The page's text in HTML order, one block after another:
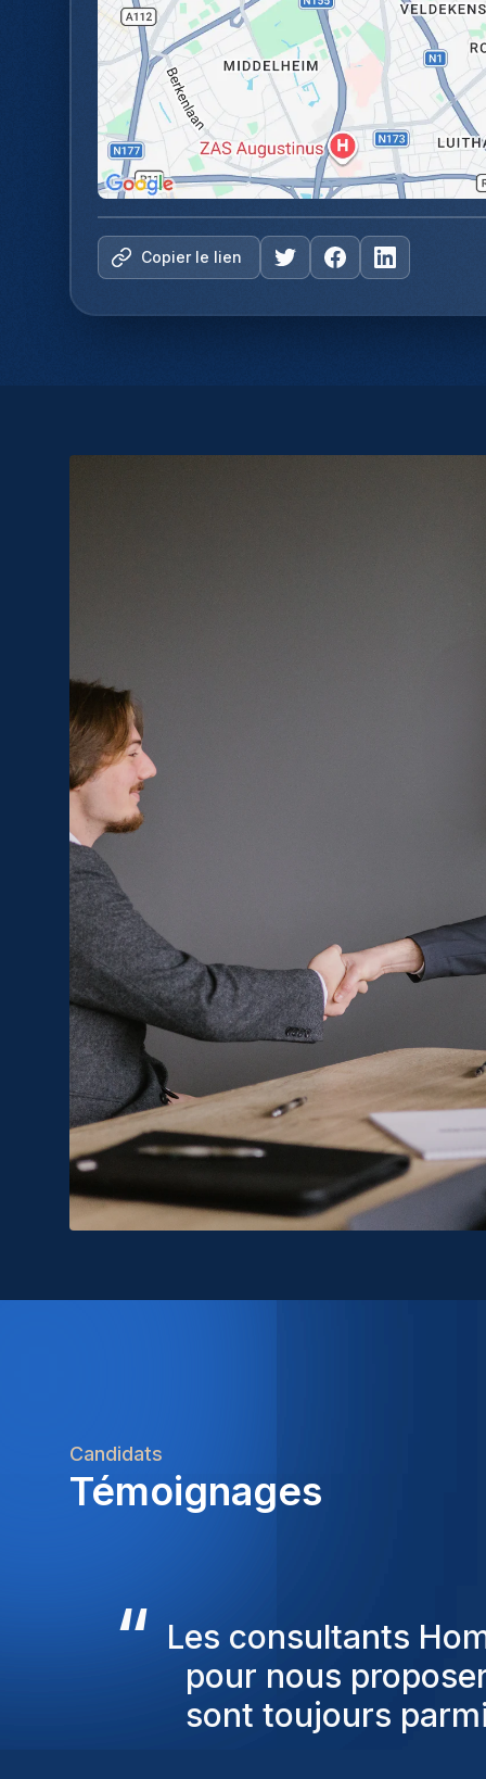
Copier le lien
Candidats
Témoignages
“ Les résultats sont
signé plus de 20
entrer en